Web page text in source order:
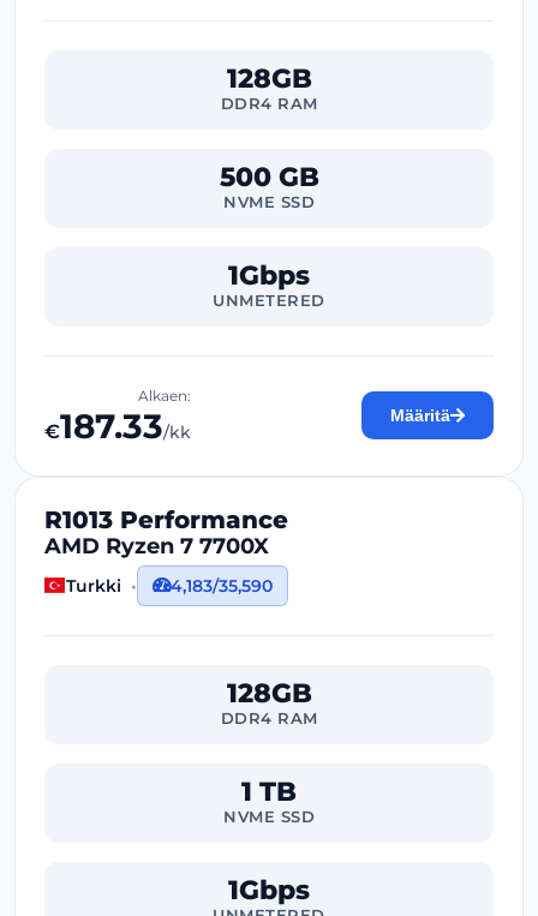
128GB
DDR4 RAM
500 GB
NVME SSD
1Gbps
UNMETERED
Alkaen:
€187.33/kk
Määritä
R1013 Performance
AMD Ryzen 7 7700X
Turkki 4,183/35,590
128GB
DDR4 RAM
1 TB
NVME SSD
1Gbps